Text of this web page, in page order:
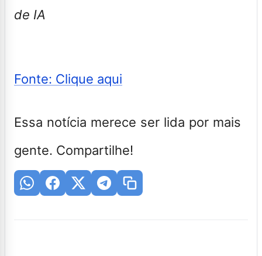
de IA
Fonte: Clique aqui
Essa notícia merece ser lida por mais
gente. Compartilhe!